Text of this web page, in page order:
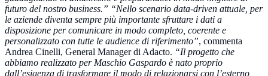
futuro del nostro business.” “Nello scenario data-driven attuale, per
le aziende diventa sempre più importante sfruttare i dati a
disposizione per comunicare in modo completo, coerente e
personalizzato con tutte le audience di riferimento”, commenta
Andrea Cinelli, General Manager di Adacto. “Il progetto che
abbiamo realizzato per Maschio Gaspardo è nato proprio
dall’esigenza di trasformare il modo di relazionarsi con l’esterno,